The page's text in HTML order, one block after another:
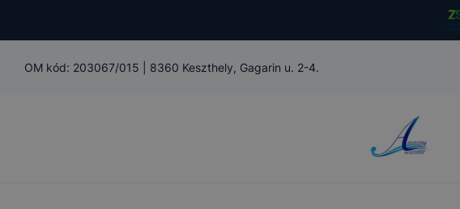
OM kód: 203067/015 8360 Keszthely, Gagarin u. 2-4.